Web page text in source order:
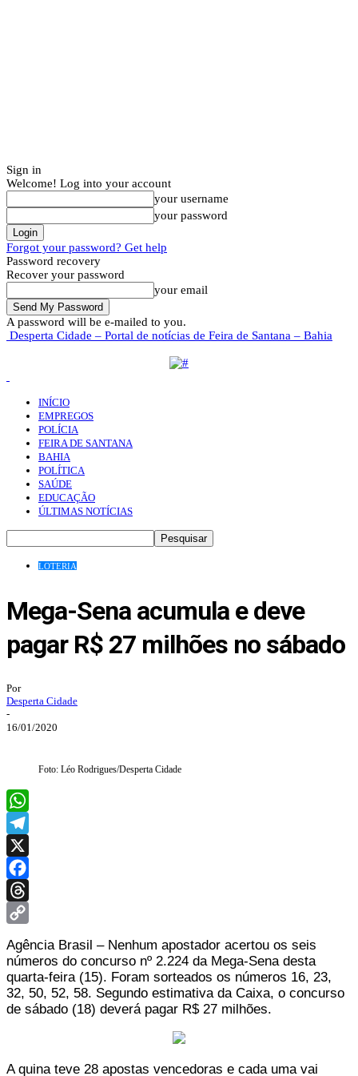
Sign in
Welcome! Log into your account
your username
your password
Forgot your password? Get help
Password recovery
Recover your password
your email
A password will be e-mailed to you.
Desperta Cidade – Portal de notícias de Feira de Santana – Bahia
INÍCIO
EMPREGOS
POLÍCIA
FEIRA DE SANTANA
BAHIA
POLÍTICA
SAÚDE
EDUCAÇÃO
ÚLTIMAS NOTÍCIAS
LOTERIA
Mega-Sena acumula e deve
pagar R$ 27 milhões no sábado
Por
Desperta Cidade
-
16/01/2020
Foto: Léo Rodrigues/Desperta Cidade
WhatsApp
Telegram
X
Facebook
Threads
Link
Agência Brasil – Nenhum apostador acertou os seis
números do concurso nº 2.224 da Mega-Sena desta
quarta-feira (15). Foram sorteados os números 16, 23,
32, 50, 52, 58. Segundo estimativa da Caixa, o concurso
de sábado (18) deverá pagar R$ 27 milhões.
A quina teve 28 apostas vencedoras e cada uma vai